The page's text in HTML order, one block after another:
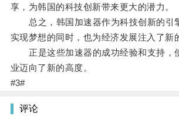
享，为韩国的科技创新带来更大的潜力。
总之，韩国加速器作为科技创新的引
实现梦想的同时，也为经济发展注入了新
正是这些加速器的成功经验和支持，
业迈向了新的高度。
#3#
评论